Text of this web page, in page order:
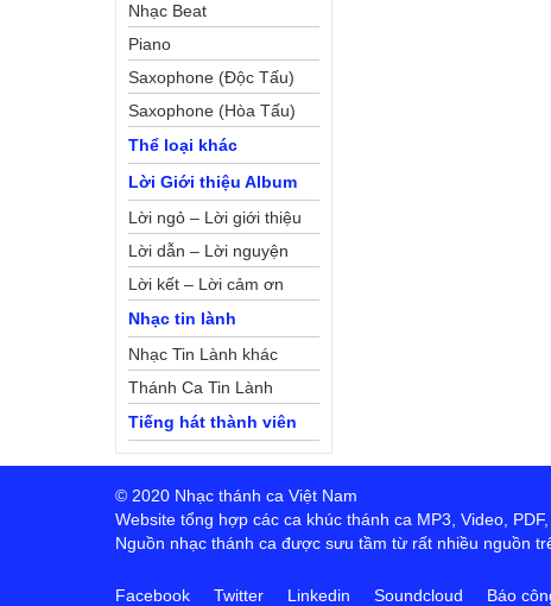
Nhạc Beat
Piano
Saxophone (Độc Tấu)
Saxophone (Hòa Tấu)
Thể loại khác
Lời Giới thiệu Album
Lời ngỏ – Lời giới thiệu
Lời dẫn – Lời nguyện
Lời kết – Lời cảm ơn
Nhạc tin lành
Nhạc Tin Lành khác
Thánh Ca Tin Lành
Tiếng hát thành viên
© 2020 Nhạc thánh ca Việt Nam
Website tổng hợp các ca khúc thánh ca MP3, Video,
Nguồn nhạc thánh ca được sưu tầm từ rất nhiều nguồn
Facebook Twitter Linkedin Soundcloud Báo